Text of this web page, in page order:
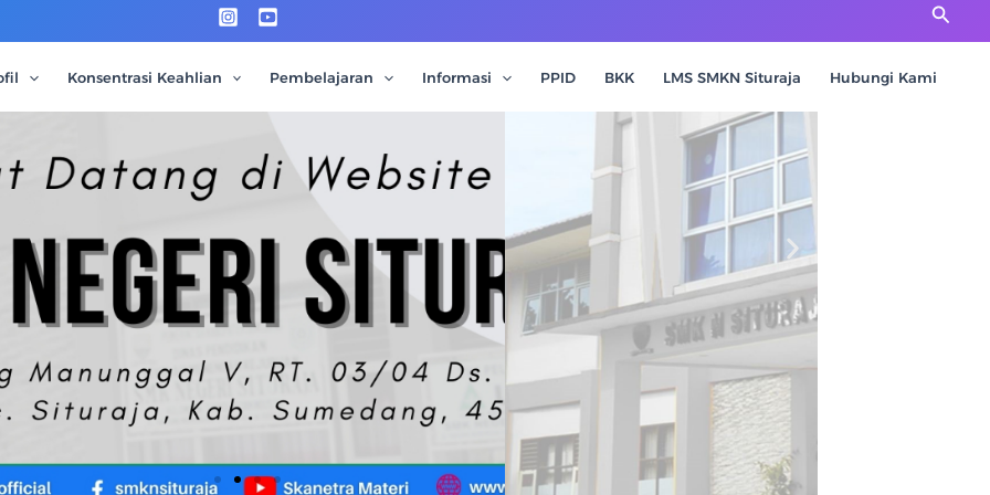
Cari
Konsentrasi Keahlian Pembelajaran Informasi PPID BKK LMS SMKN Situraja Hubungi Kami